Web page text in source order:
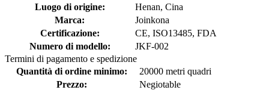
Luogo di origine:
Henan, Cina
Marca:
Joinkona
Certificazione:
CE, ISO13485, FDA
Numero di modello:
JKF-002
Termini di pagamento e spedizione
Quantità di ordine minimo:
20000 metri quadri
Prezzo:
Negiotable